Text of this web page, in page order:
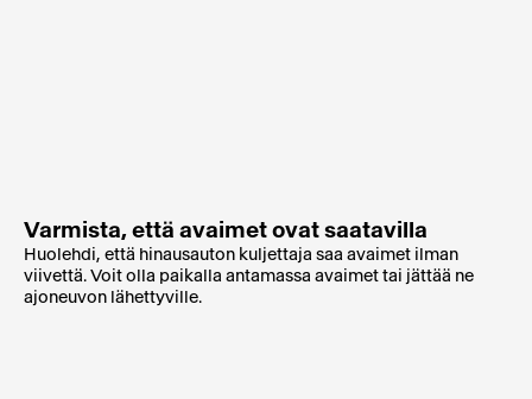
Varmista, että avaimet ovat saatavilla
Huolehdi, että hinausauton kuljettaja saa avaimet ilman
viivettä. Voit olla paikalla antamassa avaimet tai jättää ne
ajoneuvon lähettyville.